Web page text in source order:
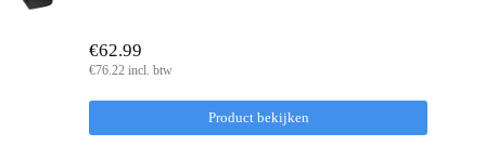
Product bekijken
€62.99
€76.22 incl. btw